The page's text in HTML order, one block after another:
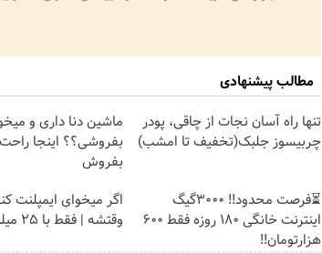
مطالب پیشنهادی
تنها راه آسان نجات از چاقی، پودر
چربیسوز جلبک(تخفیف تا امشب)
ماشین دنا داری و
بفروشی؟؟ اینجا
بفروش
⏳فرصت محدود!! 3000گیگ
اینترنت خانگی 180 روزه فقط 600
هزارتومان!!
اگر میخوای ایمپلنت
وقتشه | فقط با ۲۵ میلیون تومان!!!